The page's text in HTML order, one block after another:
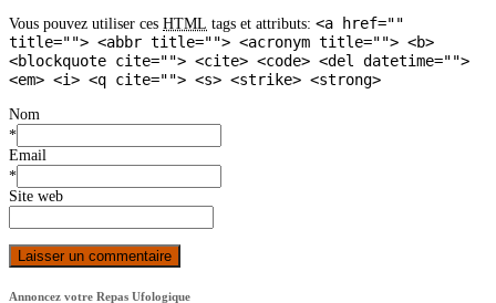
Vous pouvez utiliser ces HTML tags et attributs: <a href=""
title=""> <abbr title=""> <acronym title=""> <b>
<blockquote cite=""> <cite> <code> <del datetime="">
<em> <i> <q cite=""> <s> <strike> <strong>
Nom
*
Email
*
Site web
Annoncez votre Repas Ufologique